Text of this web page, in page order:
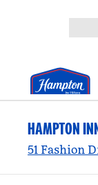
HAMPTON
51 Fashion